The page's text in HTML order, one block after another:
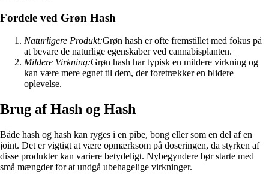
Fordele ved Grøn Hash
Naturligere Produkt:Grøn hash er ofte fremstillet med fokus på
at bevare de naturlige egenskaber ved cannabisplanten.
Mildere Virkning:Grøn hash har typisk en mildere virkning og
kan være mere egnet til dem, der foretrækker en blidere
oplevelse.
Brug af Hash og Hash
Både hash og hash kan ryges i en pibe, bong eller som en del af en
joint. Det er vigtigt at være opmærksom på doseringen, da styrken af
disse produkter kan variere betydeligt. Nybegyndere bør starte med
små mængder for at undgå ubehagelige virkninger.